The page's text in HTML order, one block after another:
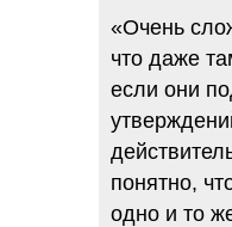
«Очень
что даже
если они
понятно,
одно и то